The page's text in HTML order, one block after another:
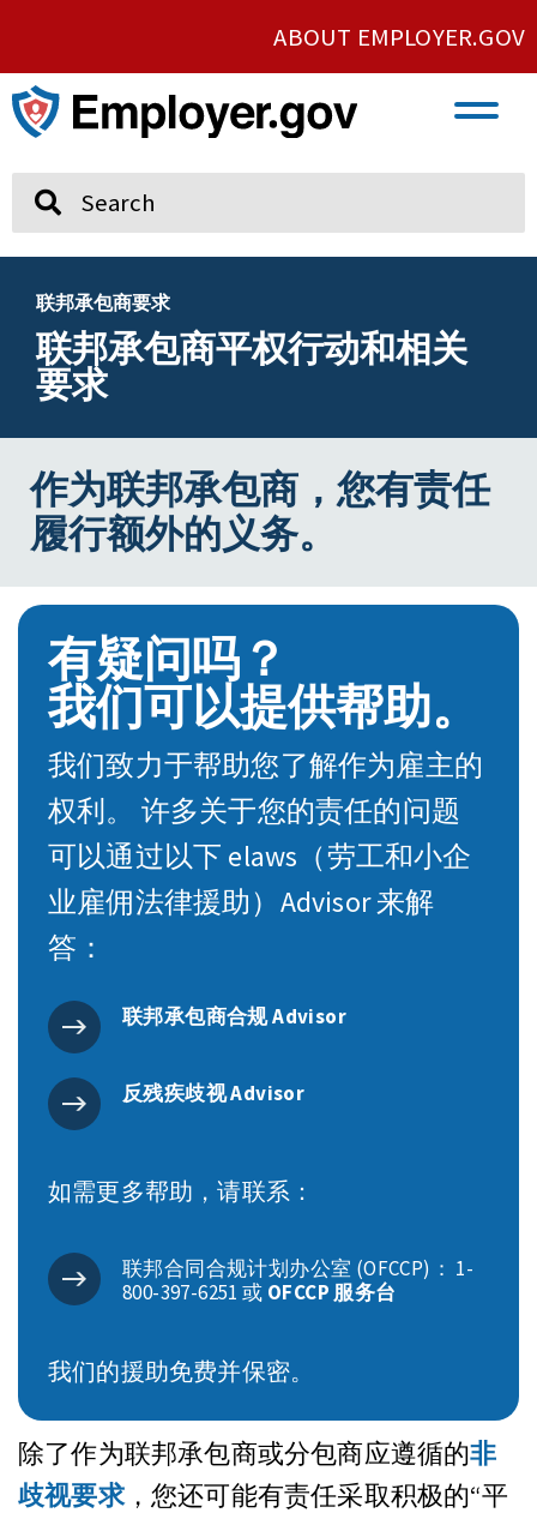
ABOUT EMPLOYER.GOV
联邦承包商要求
联邦承包商平权行动和相关
要求
作为联邦承包商，您有责任
履行额外的义务。
除了作为联邦承包商或分包商应遵循的非
歧视要求，您还可能有责任采取积极的“平
有疑问吗？
我们可以提供帮助。
我们致力于帮助您了解作为雇主的
权利。 许多关于您的责任的问题
可以通过以下 elaws（劳工和小企
业雇佣法律援助）Advisor 来解
答：
联邦承包商合规 Advisor
反残疾歧视 Advisor
如需更多帮助，请联系：
联邦合同合规计划办公室 (OFCCP)： 1-
800-397-6251 或 OFCCP 服务台
我们的援助免费并保密。